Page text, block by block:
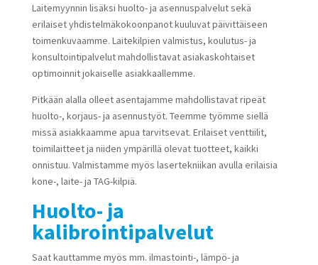
Laitemyynnin lisäksi huolto- ja asennuspalvelut sekä
erilaiset yhdistelmäkokoonpanot kuuluvat päivittäiseen
toimenkuvaamme. Laitekilpien valmistus, koulutus- ja
konsultointipalvelut mahdollistavat asiakaskohtaiset
optimoinnit jokaiselle asiakkaallemme.
Pitkään alalla olleet asentajamme mahdollistavat ripeät
huolto-, korjaus- ja asennustyöt. Teemme työmme siellä
missä asiakkaamme apua tarvitsevat. Erilaiset venttiilit,
toimilaitteet ja niiden ympärillä olevat tuotteet, kaikki
onnistuu. Valmistamme myös lasertekniikan avulla erilaisia
kone-, laite- ja TAG-kilpiä.
Huolto- ja
kalibrointipalvelut
Saat kauttamme myös mm. ilmastointi-, lämpö- ja